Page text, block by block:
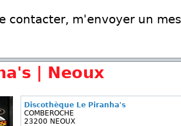
contacter, m'envoyer un
| Neoux
Discothèque Le Piranha's
COMBEROCHE
23200 NEOUX